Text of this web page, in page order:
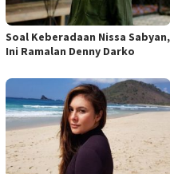
Soal Keberadaan Nissa Sabyan,
Ini Ramalan Denny Darko